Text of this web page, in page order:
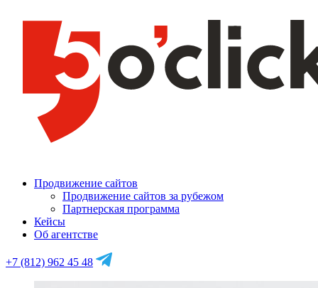
Продвижение сайтов
Продвижение сайтов за рубежом
Партнерская программа
Кейсы
Об агентстве
+7 (812) 962 45 48